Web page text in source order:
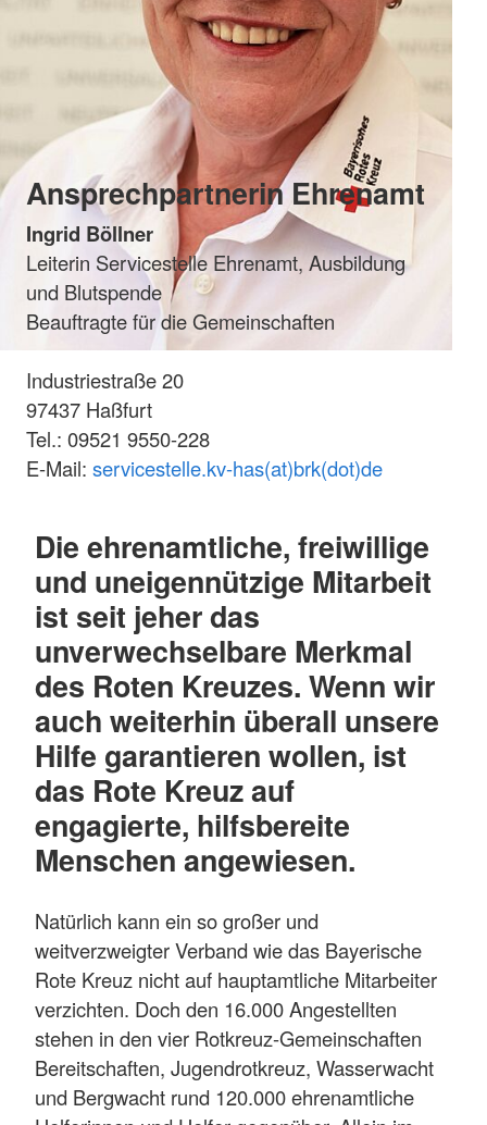
Ansprechpartnerin Ehrenamt
Ingrid Böllner
Leiterin Servicestelle Ehrenamt, Ausbildung
und Blutspende
Beauftragte für die Gemeinschaften
Industriestraße 20
97437 Haßfurt
Tel.: 09521 9550-228
E-Mail: servicestelle.kv-has(at)brk(dot)de
Die ehrenamtliche, freiwillige
und uneigennützige Mitarbeit
ist seit jeher das
unverwechselbare Merkmal
des Roten Kreuzes. Wenn wir
auch weiterhin überall unsere
Hilfe garantieren wollen, ist
das Rote Kreuz auf
engagierte, hilfsbereite
Menschen angewiesen.
Natürlich kann ein so großer und
weitverzweigter Verband wie das Bayerische
Rote Kreuz nicht auf hauptamtliche Mitarbeiter
verzichten. Doch den 16.000 Angestellten
stehen in den vier Rotkreuz-Gemeinschaften
Bereitschaften, Jugendrotkreuz, Wasserwacht
und Bergwacht rund 120.000 ehrenamtliche